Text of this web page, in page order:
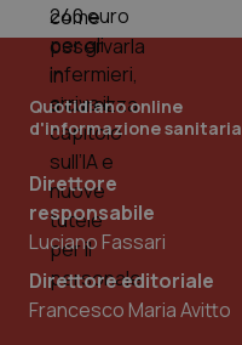
Quotidiano online
d'informazione sanitaria
Direttore
responsabile
Luciano Fassari
Direttore editoriale
Francesco Maria Avitto